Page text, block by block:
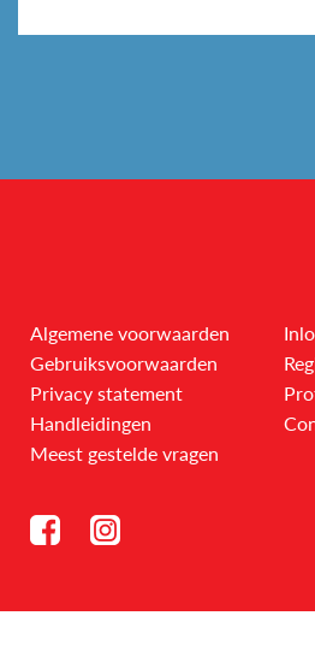
Algemene voorwaarden
Gebruiksvoorwaarden
Privacy statement
Handleidingen
Meest gestelde vragen